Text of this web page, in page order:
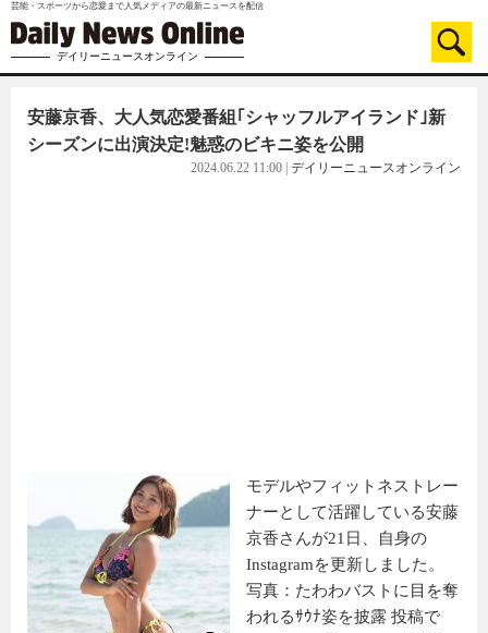
芸能・スポーツから恋愛まで人気メディアの最新ニュースを配信
デイリーニュースオンライン
安藤京香、大人気恋愛番組｢シャッフルアイランド｣新
シーズンに出演決定!魅惑のビキニ姿を公開
2024.06.22 11:00 デイリーニュースオンライン
モデルやフィットネストレー
ナーとして活躍している安藤
京香さんが21日、自身の
Instagramを更新しました。
写真：たわわバストに目を奪
われるｻｳﾅ姿を披露 投稿で